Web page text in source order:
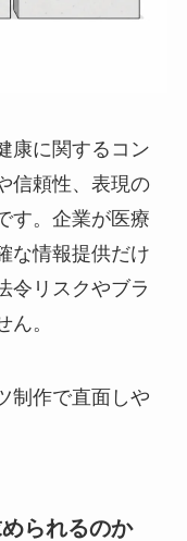
康に関するコン
信頼性、表現の
す。企業が医療
な情報提供だけ
令リスクやブラ
。
制作で直面しや
られるのか